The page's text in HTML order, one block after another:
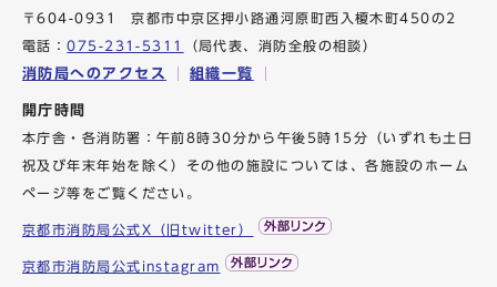
〒604-0931 京都市中京区押小路通河原町西入榎木町450の2
電話：075-231-5311 （局代表、消防全般の相談）
消防局へのアクセス 組織一覧
開庁時間
本庁舎・各消防署：午前8時30分から午後5時15分（いずれも土日
祝及び年末年始を除く）その他の施設については、各施設のホーム
ページ等をご覧ください。
京都市消防局公式X（旧twitter）
京都市消防局公式instagram